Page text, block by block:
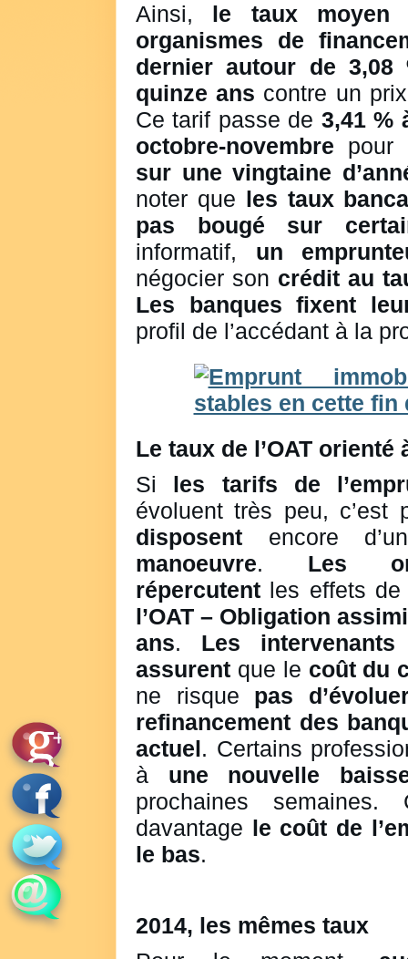
Ainsi, le taux moyen
organismes de
dernier autour de 3,08
quinze ans contre un
Ce tarif passe de 3,41 %
octobre-novembre pour
sur une vingtaine
noter que les taux
pas bougé sur
informatif, un
négocier son crédit au
Les banques fixent
profil de l’accédant à la
Le taux de l’OAT orienté
Si les tarifs de
évoluent très peu, c’est
disposent encore
manoeuvre. Les
répercutent les effets
l’OAT – Obligation
ans. Les
assurent que le coût du
ne risque pas
refinancement des
actuel. Certains
à une nouvelle
prochaines
davantage le coût de
le bas.
2014, les mêmes taux